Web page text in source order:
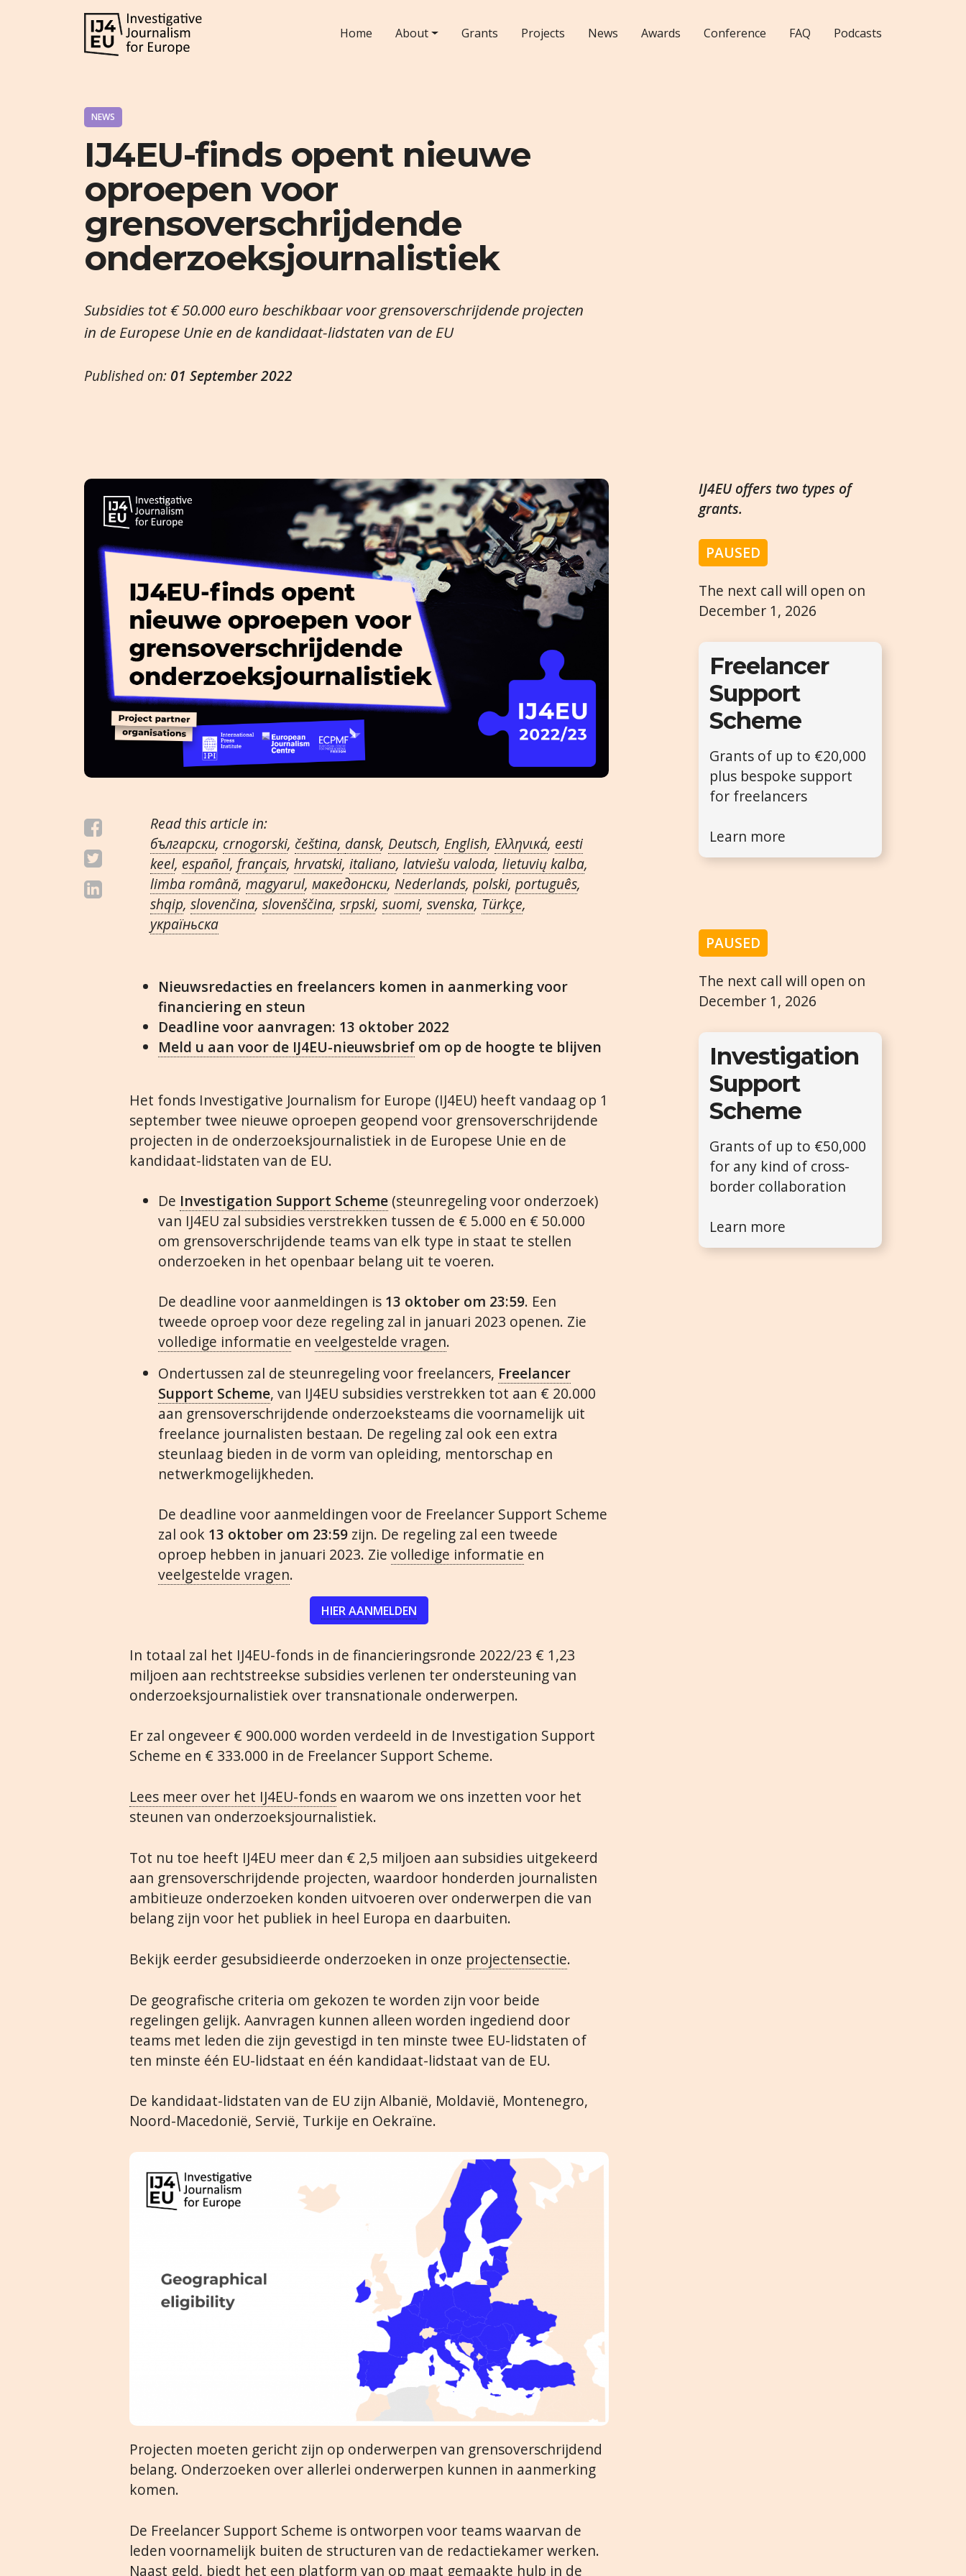
Home About Grants Projects News Awards Conference FAQ Podcasts
NEWS
IJ4EU-finds opent nieuwe
oproepen voor
grensoverschrijdende
onderzoeksjournalistiek
Subsidies tot € 50.000 euro beschikbaar voor grensoverschrijdende projecten
in de Europese Unie en de kandidaat-lidstaten van de EU
Published on: 01 September 2022
Read this article in:
български, crnogorski, čeština, dansk, Deutsch, English, Ελληνικά, eesti
keel, español, français,hrvatski,italiano,latviešu valoda,lietuvių kalba,
limba română,magyarul,македонски,Nederlands,polski,português,
shqip,slovenčina,slovenščina,srpski,suomi,svenska, Türkçe,
украïньска
Nieuwsredacties en freelancers komen in aanmerking voor
financiering en steun
Deadline voor aanvragen: 13 oktober 2022
Meld u aan voor de IJ4EU-nieuwsbrief om op de hoogte te blijven
Het fonds Investigative Journalism for Europe (IJ4EU) heeft vandaag op 1
september twee nieuwe oproepen geopend voor grensoverschrijdende
projecten in de onderzoeksjournalistiek in de Europese Unie en de
kandidaat-lidstaten van de EU.
De Investigation Support Scheme (steunregeling voor onderzoek)
van IJ4EU zal subsidies verstrekken tussen de € 5.000 en € 50.000
om grensoverschrijdende teams van elk type in staat te stellen
onderzoeken in het openbaar belang uit te voeren.
De deadline voor aanmeldingen is 13 oktober om 23:59. Een
tweede oproep voor deze regeling zal in januari 2023 openen. Zie
volledige informatie enveelgestelde vragen.
Ondertussen zal de steunregeling voor freelancers, Freelancer
Support Scheme, van IJ4EU subsidies verstrekken tot aan € 20.000
aan grensoverschrijdende onderzoeksteams die voornamelijk uit
freelance journalisten bestaan. De regeling zal ook een extra
steunlaag bieden in de vorm van opleiding, mentorschap en
netwerkmogelijkheden.
De deadline voor aanmeldingen voor de Freelancer Support Scheme
zal ook 13 oktober om 23:59 zijn. De regeling zal een tweede
oproep hebben in januari 2023. Zievolledige informatie en
veelgestelde vragen.
HIER AANMELDEN
In totaal zal het IJ4EU-fonds in de financieringsronde 2022/23 € 1,23
miljoen aan rechtstreekse subsidies verlenen ter ondersteuning van
onderzoeksjournalistiek over transnationale onderwerpen.
Er zal ongeveer € 900.000 worden verdeeld in de Investigation Support
Scheme en € 333.000 in de Freelancer Support Scheme.
Lees meer over het IJ4EU-fonds en waarom we ons inzetten voor het
steunen van onderzoeksjournalistiek.
Tot nu toe heeft IJ4EU meer dan € 2,5 miljoen aan subsidies uitgekeerd
aan grensoverschrijdende projecten, waardoor honderden journalisten
ambitieuze onderzoeken konden uitvoeren over onderwerpen die van
belang zijn voor het publiek in heel Europa en daarbuiten.
Bekijk eerder gesubsidieerde onderzoeken in onze projectensectie.
De geografische criteria om gekozen te worden zijn voor beide
regelingen gelijk. Aanvragen kunnen alleen worden ingediend door
teams met leden die zijn gevestigd in ten minste twee EU-lidstaten of
ten minste één EU-lidstaat en één kandidaat-lidstaat van de EU.
De kandidaat-lidstaten van de EU zijn Albanië, Moldavië, Montenegro,
Noord-Macedonië, Servië, Turkije en Oekraïne.
Projecten moeten gericht zijn op onderwerpen van grensoverschrijdend
belang. Onderzoeken over allerlei onderwerpen kunnen in aanmerking
komen.
De Freelancer Support Scheme is ontworpen voor teams waarvan de
leden voornamelijk buiten de structuren van de redactiekamer werken.
Naast geld, biedt het een platform van op maat gemaakte hulp in de
IJ4EU offers two types of
grants.
PAUSED
The next call will open on
December 1, 2026
Freelancer
Support
Scheme
Grants of up to €20,000
plus bespoke support
for freelancers
Learn more
PAUSED
The next call will open on
December 1, 2026
Investigation
Support
Scheme
Grants of up to €50,000
for any kind of cross-
border collaboration
Learn more